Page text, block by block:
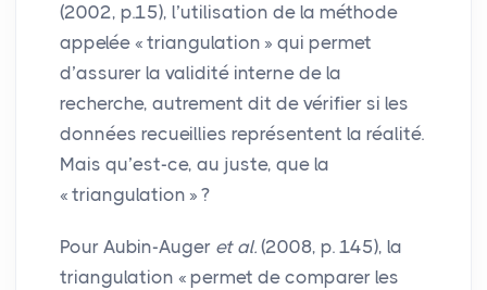
(2002, p.15), l’utilisation de la méthode
appelée « triangulation » qui permet
d’assurer la validité interne de la
recherche, autrement dit de vérifier si les
données recueillies représentent la réalité.
Mais qu’est-ce, au juste, que la
« triangulation » ?
Pour Aubin-Auger et al. (2008, p. 145), la
triangulation « permet de comparer les